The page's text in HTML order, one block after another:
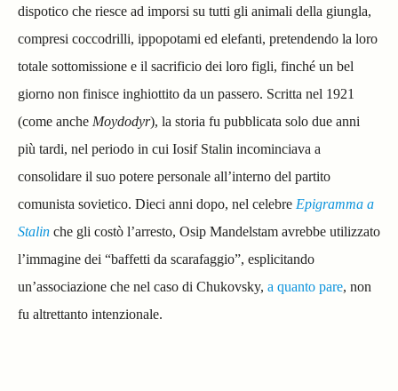
dispotico che riesce ad imporsi su tutti gli animali della giungla,
compresi coccodrilli, ippopotami ed elefanti, pretendendo la loro
totale sottomissione e il sacrificio dei loro figli, finché un bel
giorno non finisce inghiottito da un passero. Scritta nel 1921
(come anche Moydodyr), la storia fu pubblicata solo due anni
più tardi, nel periodo in cui Iosif Stalin incominciava a
consolidare il suo potere personale all’interno del partito
comunista sovietico. Dieci anni dopo, nel celebre Epigramma a
Stalin che gli costò l’arresto, Osip Mandelstam avrebbe utilizzato
l’immagine dei “baffetti da scarafaggio”, esplicitando
un’associazione che nel caso di Chukovsky, a quanto pare, non
fu altrettanto intenzionale.